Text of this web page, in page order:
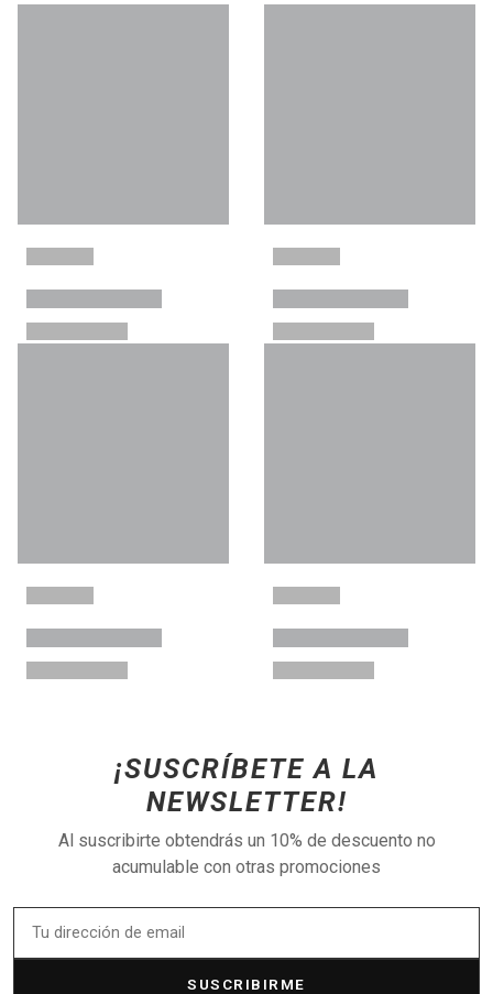
¡SUSCRÍBETE A LA
NEWSLETTER!
Al suscribirte obtendrás un 10% de descuento no
acumulable con otras promociones
SUSCRIBIRME